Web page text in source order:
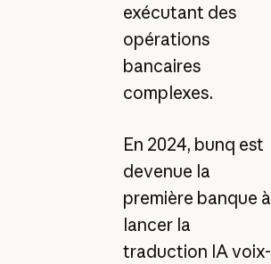
exécutant des
opérations
bancaires
complexes.
En 2024, bunq est
devenue la
première banque à
lancer la
traduction IA voix-